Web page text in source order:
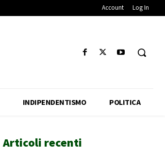
Account Log In
INDIPENDENTISMO POLITICA
Articoli recenti